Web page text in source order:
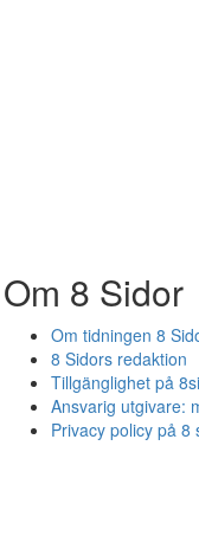
Om 8 Sidor
Om tidningen 8
8 Sidors redaktion
Tillgänglighet på
Ansvarig utgivare:
Privacy policy på 8